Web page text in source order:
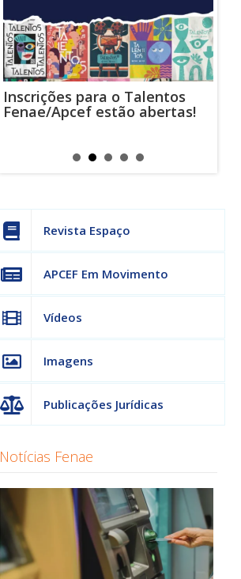
Inscrições para o Talentos
Fenae/Apcef estão abertas!
Revista Espaço
APCEF Em Movimento
Vídeos
Imagens
Publicações Jurídicas
Notícias Fenae